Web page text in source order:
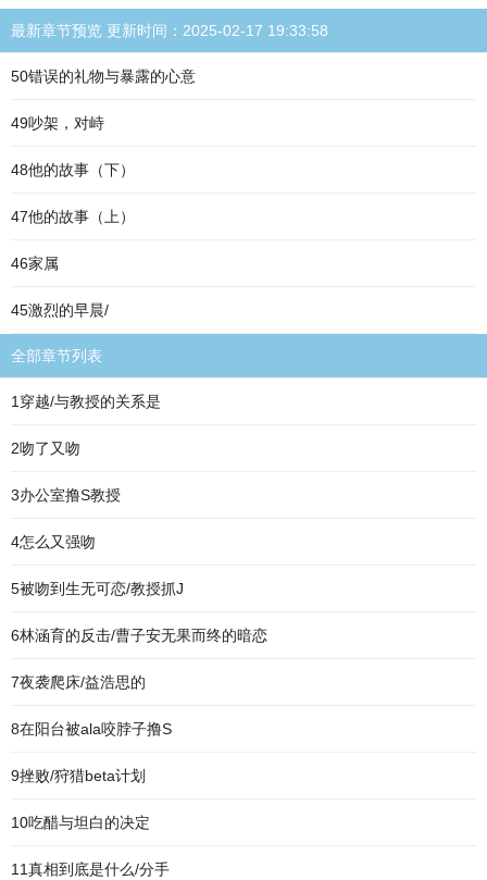
最新章节预览 更新时间：2025-02-17 19:33:58
50错误的礼物与暴露的心意
49吵架，对峙
48他的故事（下）
47他的故事（上）
46家属
45激烈的早晨/
全部章节列表
1穿越/与教授的关系是
2吻了又吻
3办公室撸S教授
4怎么又强吻
5被吻到生无可恋/教授抓J
6林涵育的反击/曹子安无果而终的暗恋
7夜袭爬床/益浩思的
8在阳台被ala咬脖子撸S
9挫败/狩猎beta计划
10吃醋与坦白的决定
11真相到底是什么/分手